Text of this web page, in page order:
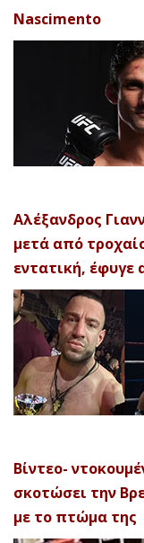
Nascimento
Αλέξανδρος
μετά από
εντατική, έφυγε
Βίντεο-
σκοτώσει την
με το πτώμα της